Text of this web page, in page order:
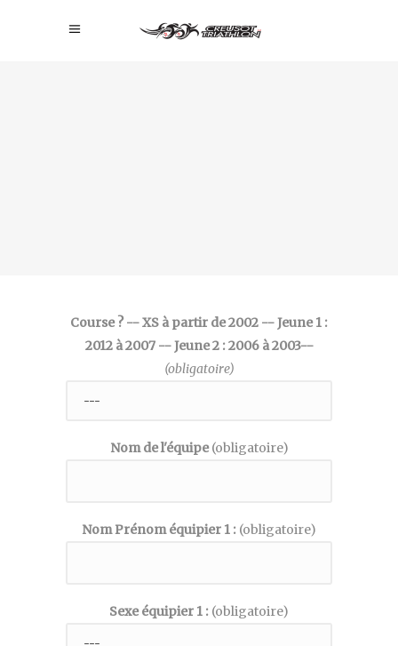
Course ? -- XS à partir de 2002 -- Jeune 1 :
2012 à 2007 -- Jeune 2 : 2006 à 2003--
(obligatoire)
Nom de l'équipe(obligatoire)
Nom Prénom équipier 1 : (obligatoire)
Sexe équipier 1 : (obligatoire)